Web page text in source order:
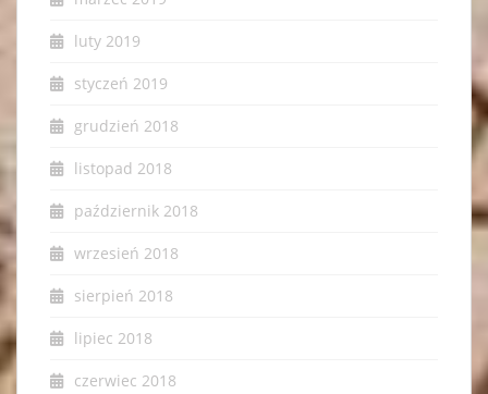
luty 2019
styczeń 2019
grudzień 2018
listopad 2018
październik 2018
wrzesień 2018
sierpień 2018
lipiec 2018
czerwiec 2018